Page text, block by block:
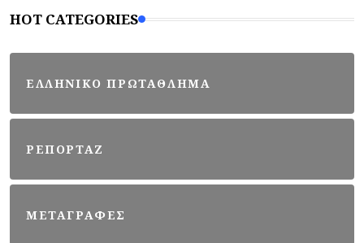
HOT CATEGORIES
ΕΛΛΗΝΙΚΟ ΠΡΩΤΑΘΛΗΜΑ
ΡΕΠΟΡΤΑΖ
ΜΕΤΑΓΡΑΦΕΣ